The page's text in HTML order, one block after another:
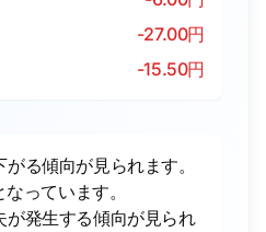
-27.00円
-15.50円
る傾向が見られます。
っています。
が発生する傾向が見られ